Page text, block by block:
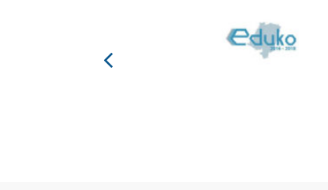
prev